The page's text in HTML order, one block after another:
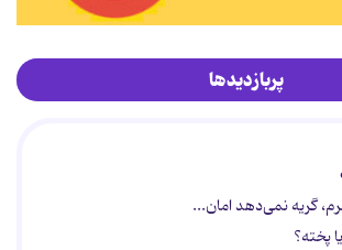
پربازدیدها
گریه نمی‌دهد امان...
پخته؟